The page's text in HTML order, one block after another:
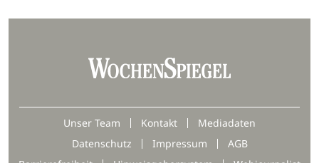
Unser Team Kontakt
Mediadaten
Datenschutz
Impressum
AGB